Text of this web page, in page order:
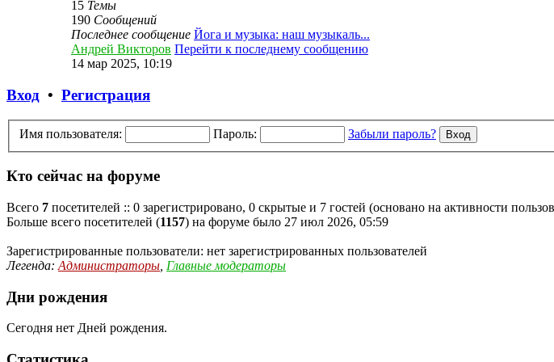
15 Темы
190 Сообщений
Последнее сообщение Йога и музыка: наш музыкаль...
Андрей Викторов Перейти к последнему сообщению
14 мар 2025, 10:19
Вход • Регистрация
Имя пользователя: Пароль: Забыли пароль?
Кто сейчас на форуме
Всего 7 посетителей :: 0 зарегистрировано, 0 скрытые и 7 гостей (основано на активности
Больше всего посетителей (1157) на форуме было 27 июл 2026, 05:59
Зарегистрированные пользователи: нет зарегистрированных пользователей
Легенда: Администраторы Главные модераторы
Дни рождения
Сегодня нет Дней рождения.